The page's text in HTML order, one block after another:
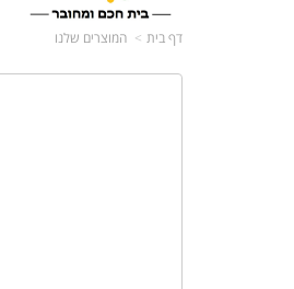
דף בית המוצרים שלנו